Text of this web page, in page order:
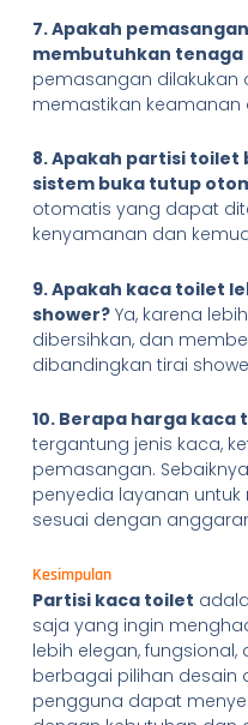
7. Apakah
membutuhkan tenaga
pemasangan dilakukan
memastikan keamanan
8. Apakah partisi toilet
sistem buka tutup
otomatis yang dapat
kenyamanan dan
9. Apakah kaca toilet
shower?Ya, karena
dibersihkan, dan
dibandingkan tirai
10. Berapa harga kaca
tergantung jenis kaca,
pemasangan.
penyedia layanan
sesuai dengan
Kesimpulan
Partisi kaca toilet
saja yang ingin
lebih elegan,
berbagai pilihan desain
pengguna dapat